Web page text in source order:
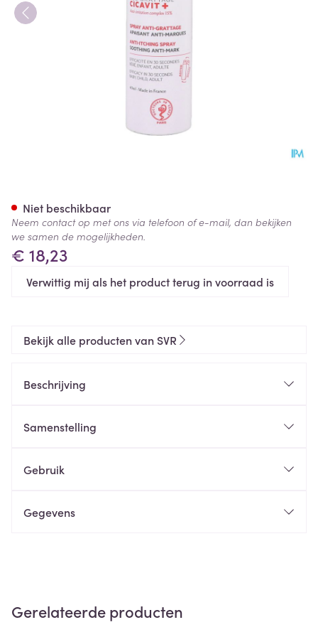
€ 18,23
Verwittig mij als het product terug in voorraad is
Niet beschikbaar
Neem contact op met ons via telefoon of e-mail, dan bekijken
we samen de mogelijkheden.
Bekijk alle producten van SVR
Beschrijving
Samenstelling
Gebruik
Gegevens
Gerelateerde producten